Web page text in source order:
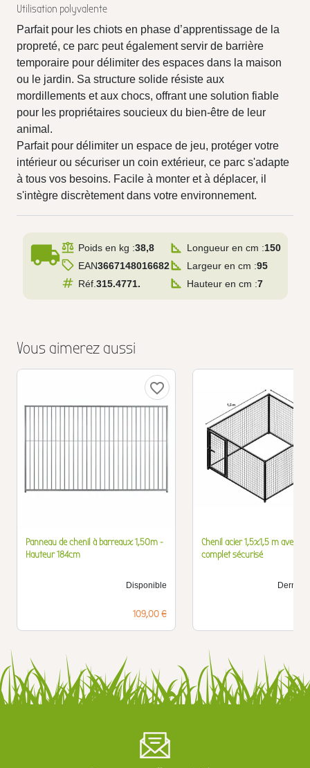
Utilisation polyvalente
Parfait pour les chiots en phase d’apprentissage de la
propreté, ce parc peut également servir de barrière
temporaire pour délimiter des espaces dans la maison
ou le jardin. Sa structure solide résiste aux
mordillements et aux chocs, offrant une solution fiable
pour les propriétaires soucieux du bien-être de leur
animal.
Parfait pour délimiter un espace de jeu, protéger votre
intérieur ou sécuriser un coin extérieur, ce parc s'adapte
à tous vos besoins. Facile à monter et à déplacer, il
s'intègre discrètement dans votre environnement.
local_shipping Poids en kg :38,8
EAN3667148016682
Réf. 315.4771.
Longueur en cm :150
Largeur en cm :95
Hauteur en cm :7
Vous aimerez aussi
favorite_border
Panneau de chenil à barreaux 1,50m -
Hauteur 184cm
Disponible
Prix
109,00 €
Chenil acier 1,5x1,5 m avec
complet sécurisé